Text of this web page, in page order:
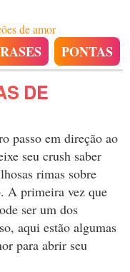
de amor
PONTAS
DE
passo em direção ao
seu crush saber
rimas sobre
A primeira vez que
ser um dos
aqui estão algumas
para abrir seu